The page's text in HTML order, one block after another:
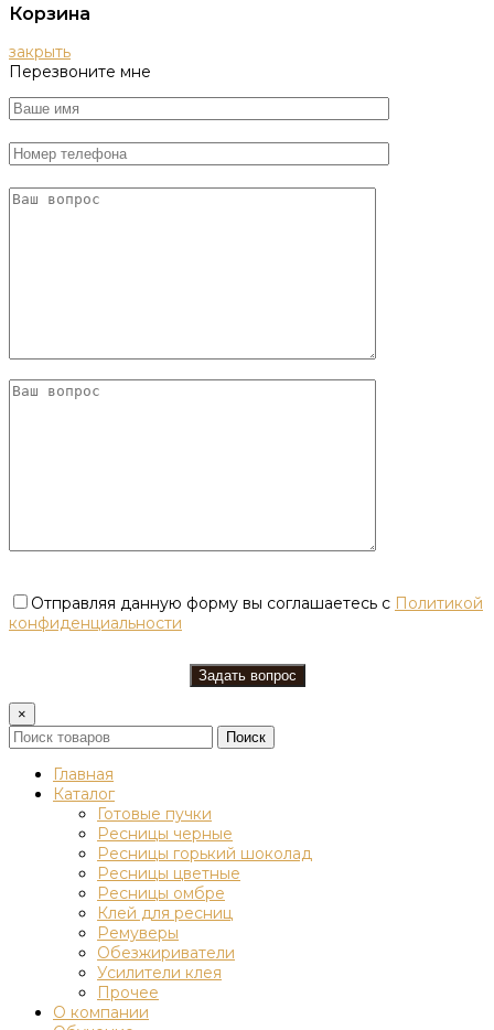
Корзина
закрыть
Перезвоните мне
Отправляя данную форму вы соглашаетесь с Политикой
конфиденциальности
×
Поиск
Главная
Каталог
Готовые пучки
Ресницы черные
Ресницы горький шоколад
Ресницы цветные
Ресницы омбре
Клей для ресниц
Ремуверы
Обезжириватели
Усилители клея
Прочее
О компании